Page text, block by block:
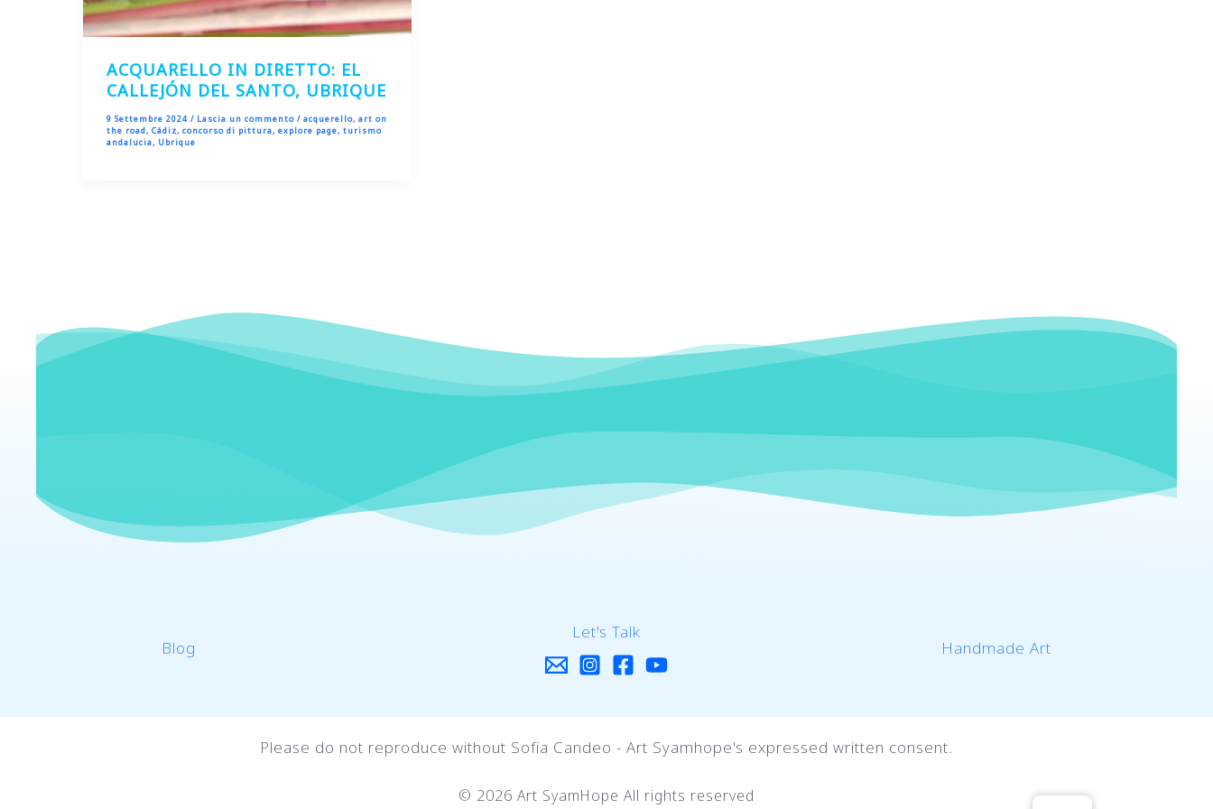
ACQUARELLO IN DIRETTO: EL
CALLEJÓN DEL SANTO, UBRIQUE
9 Settembre 2024 / Lascia un commento / acquerello, art on
the road, Cádiz, concorso di pittura, explore page, turismo
andalucia, Ubrique
Blog
Let's Talk
Handmade Art
Please do not reproduce without Sofia Candeo - Art Syamhope's expressed written consent.
© 2026 Art SyamHope All rights reserved